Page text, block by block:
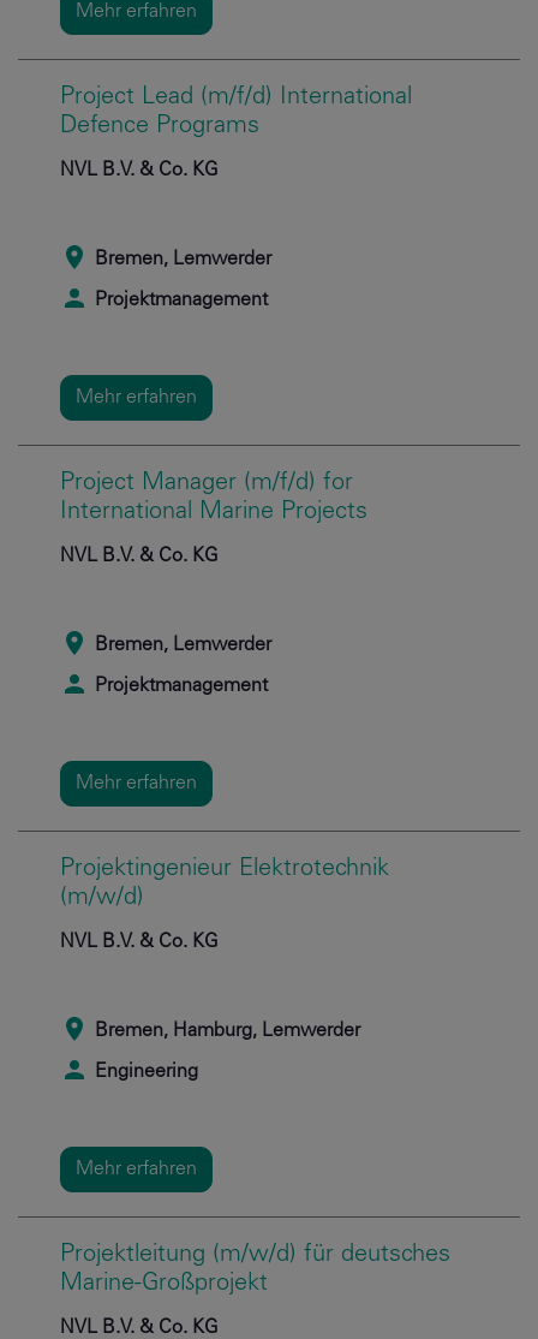
Mehr erfahren
Project Lead (m/f/d) International
Defence Programs
NVL B.V. & Co. KG
Bremen, Lemwerder
Projektmanagement
Mehr erfahren
Project Manager (m/f/d) for
International Marine Projects
NVL B.V. & Co. KG
Bremen, Lemwerder
Projektmanagement
Mehr erfahren
Projektingenieur Elektrotechnik
(m/w/d)
NVL B.V. & Co. KG
Bremen, Hamburg, Lemwerder
Engineering
Mehr erfahren
Projektleitung (m/w/d) für deutsches
Marine-Großprojekt
NVL B.V. & Co. KG